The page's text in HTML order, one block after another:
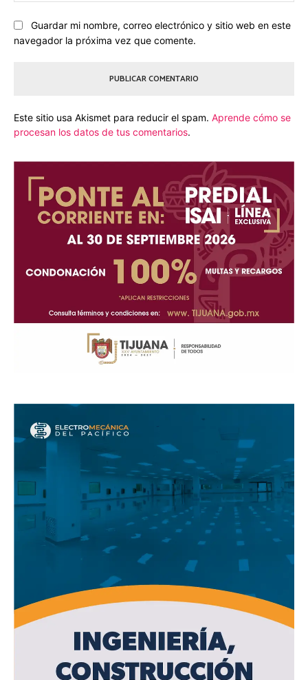
Guardar mi nombre, correo electrónico y sitio web en este
navegador la próxima vez que comente.
Este sitio usa Akismet para reducir el spam. Aprende cómo se
procesan los datos de tus comentarios.